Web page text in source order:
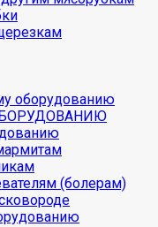
оборудованию
(болерам)